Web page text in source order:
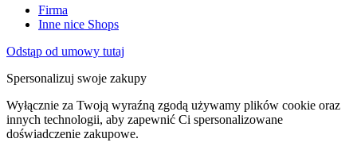
Firma
Inne nice Shops
Odstąp od umowy tutaj
Spersonalizuj swoje zakupy
Wyłącznie za Twoją wyraźną zgodą używamy plików cookie oraz
innych technologii, aby zapewnić Ci spersonalizowane
doświadczenie zakupowe.